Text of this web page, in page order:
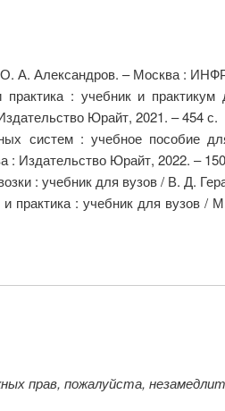
А. Александров. – Москва :
практика : учебник и
Юрайт, 2021. – 454 с.
систем : учебное пособие
: Издательство Юрайт, 2022. –
: учебник для вузов / В. Д.
практика : учебник для вузов
прав, пожалуйста,